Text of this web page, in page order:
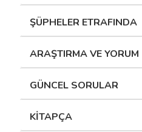
ŞÜPHELER ETRAFINDA
ARAŞTIRMA VE YORUM
GÜNCEL SORULAR
KİTAPÇA